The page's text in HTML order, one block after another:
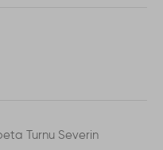
Turnu Severin